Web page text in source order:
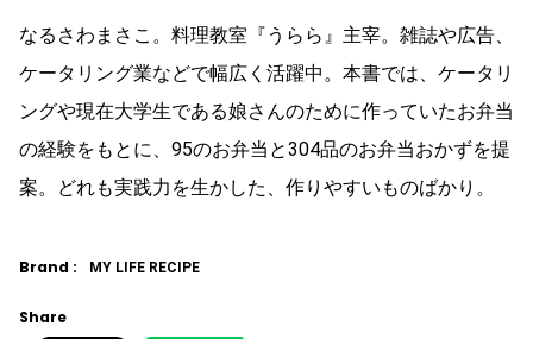
なるさわまさこ。料理教室『うらら』主宰。雑誌や広告、
ケータリング業などで幅広く活躍中。本書では、ケータリ
ングや現在大学生である娘さんのために作っていたお弁当
の経験をもとに、95のお弁当と304品のお弁当おかずを提
案。どれも実践力を生かした、作りやすいものばかり。
Brand : MY LIFE RECIPE
Share